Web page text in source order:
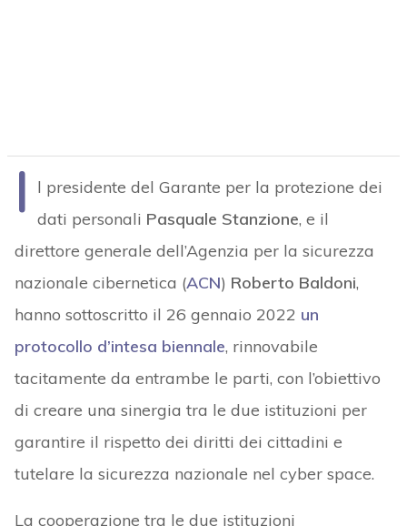
I
l presidente del Garante per la protezione dei
dati personali Pasquale Stanzione, e il
direttore generale dell’Agenzia per la sicurezza
nazionale cibernetica (ACN) Roberto Baldoni,
hanno sottoscritto il 26 gennaio 2022 un
protocollo d’intesa biennale, rinnovabile
tacitamente da entrambe le parti, con l’obiettivo
di creare una sinergia tra le due istituzioni per
garantire il rispetto dei diritti dei cittadini e
tutelare la sicurezza nazionale nel cyber space.
La cooperazione tra le due istituzioni